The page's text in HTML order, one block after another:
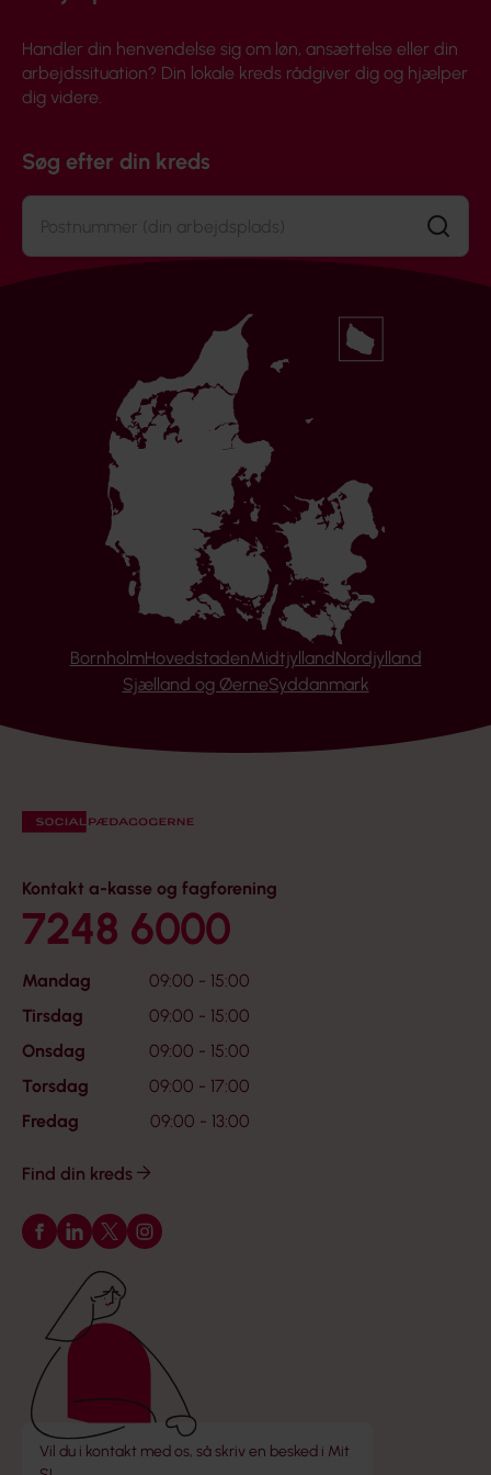
Handler din henvendelse sig om løn, ansættelse eller din
arbejdssituation? Din lokale kreds rådgiver dig og hjælper
dig videre.
Søg efter din kreds
Søg
BornholmHovedstadenMidtjyllandNordjylland
Sjælland og ØerneSyddanmark
Kontakt a-kasse og fagforening
7248 6000
Mandag
09:00 - 15:00
Tirsdag
09:00 - 15:00
Onsdag
09:00 - 15:00
Torsdag
09:00 - 17:00
Fredag
09:00 - 13:00
Find din kreds
Følg os på Facebook
Følg os på LinkedIn
Følg os på X
Følg os på Instagram
Vil du i kontakt med os, så skriv en besked i Mit